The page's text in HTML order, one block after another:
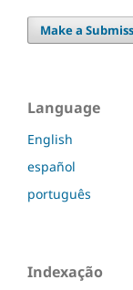
Make a
Language
English
español
português
Indexação